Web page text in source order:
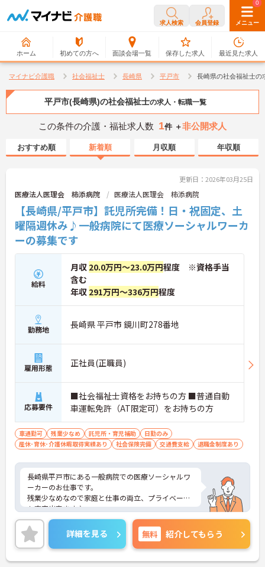
求人検索 会員登録 メニュー
ホーム 初めての方へ 面談会場一覧
0
保存した求人
0
最近見た求人
マイナビ介護職 社会福祉士 長崎県 平戸市 長崎県の社会福祉士の
平戸市(長崎県)の社会福祉士の求人・転職一覧
この条件の介護・福祉求人数 1件 ＋非公開求人
おすすめ順 新着順 月収順 年収順
更新日：2026年03月25日
医療法人医理会 柿添病院 医療法人医理会 柿添病院
【長崎県/平戸市】託児所完備！日・祝固定、土
曜隔週休み♪一般病院にて医療ソーシャルワーカ
ーの募集です
給料
月収 20.0万円～23.0万円程度 ※資格手当
含む
年収 291万円～336万円程度
勤務地 長崎県 平戸市 鏡川町278番地
雇用形態 正社員(正職員)
応募要件
■社会福祉士資格をお持ちの方 ■普通自動
車運転免許（AT限定可）をお持ちの方
車通勤可 残業少なめ 託児所・育児補助
日勤のみ
産休･育休･介護休暇取得実績あり
社会保険完備 交通費支給 退職金制度あり
長崎県平戸市にある一般病院での医療ソーシャルワ
ーカーのお仕事です。
残業少なめなので家庭と仕事の両立、プライベート
も充実出来ます♪
24時間の託児所がありますので、子育て中の方もお
仕事がしやすい環境です☆
賞与や昇給、退職金などの待遇が一通り整ってお
り、安定して働きたい方にピッタリです。
車通勤が可能なので、遠くにお住まいの方もストレ
詳細を見る 無料 紹介してもらう